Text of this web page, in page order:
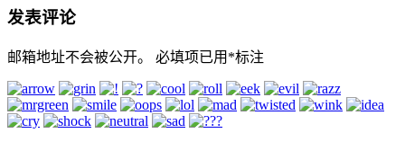
发表评论
邮箱地址不会被公开。 必填项已用 *标注